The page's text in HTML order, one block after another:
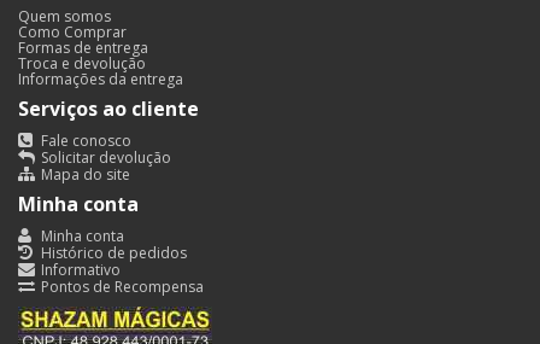
Quem somos
Como Comprar
Formas de entrega
Troca e devolução
Informações da entrega
Serviços ao cliente
Fale conosco
Solicitar devolução
Mapa do site
Minha conta
Minha conta
Histórico de pedidos
Informativo
Pontos de Recompensa